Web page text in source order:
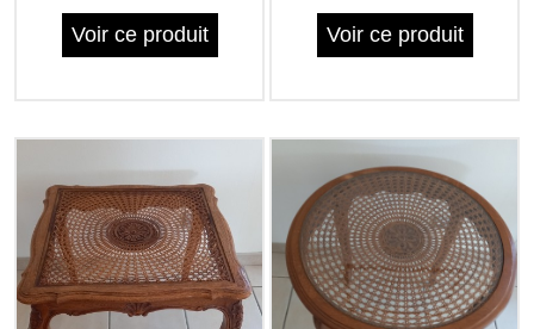
Voir ce produit
Voir ce produit